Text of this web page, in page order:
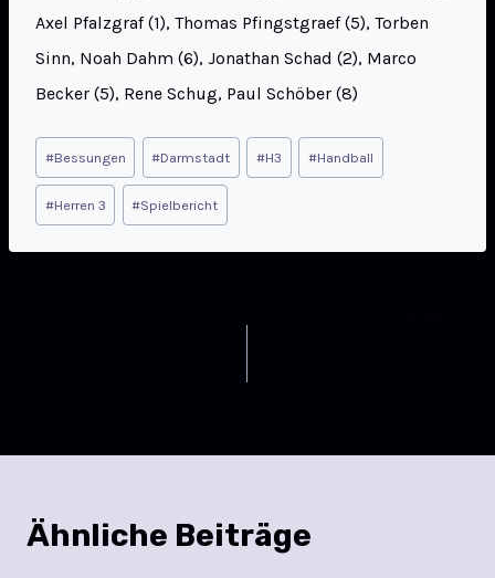
Axel Pfalzgraf (1), Thomas Pfingstgraef (5), Torben
Sinn, Noah Dahm (6), Jonathan Schad (2), Marco
Becker (5), Rene Schug, Paul Schöber (8)
#Bessungen #Darmstadt #H3 #Handball
#Herren 3 #Spielbericht
Ähnliche Beiträge